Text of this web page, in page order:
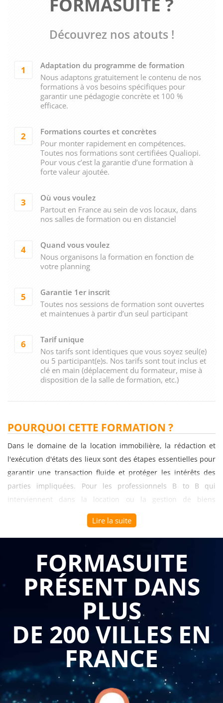
Découvrez nos atouts !
1
Adaptation du programme de formation
Nous adaptons gratuitement le contenu de nos
formations à vos besoins spécifiques pour
garantir une pédagogie concrète et 100 %
efficace.
2
Formations courtes et concrètes
Pour monter rapidement en compétences.
Toutes nos formations sont certifiées Qualiopi.
Pour vous c’est la garantie d’une formation à
forte valeur ajoutée.
3
Où vous voulez
Partout en France au sein de vos locaux, dans
nos salles de formation ou en distanciel
4
Quand vous voulez
Nous organisons la formation en fonction de
votre planning
5
Garantie 1er inscrit
Toutes nos sessions de formation sont ouvertes
et maintenues à partir d’un seul participant
6
Tarif unique
Nos tarifs sont identiques que vous soyez seul(e)
ou 5 participant(e)s. Nos tarifs sont tout inclus et
clé en main (déplacement du formateur, mise à
disposition de la salle de formation, etc.)
POURQUOI CETTE FORMATION ?
Dans le domaine de la location immobilière, la rédaction et
l'exécution d'états des lieux sont des étapes essentielles pour
garantir une transaction fluide et protéger les intérêts des
parties impliquées. Pour les professionnels B to B qui
interviennent dans la location ou la gestion de biens
immobiliers, il est primordial de maîtriser les modalités de
rédaction et d'exécution des états des lieux. C'est pourquoi
une formation spécialisée dans ce domaine peut offrir de
nombreux avantages.
Compréhension approfondie des règles et des
procédures : Une formation sur les états des lieux
permet aux professionnels B to B d'acquérir une
connaissance approfondie des règles et des
procédures régissant la rédaction et l'exécution des
états des lieux. Ils apprendront les obligations légales,
les éléments à prendre en compte lors de la rédaction,
les méthodes de vérification des biens, les mentions
obligatoires, et les délais à respecter. Cette expertise
leur permettra de se conformer aux réglementations
en vigueur et de garantir des états des lieux complets
et précis.
Protection des intérêts des parties impliquées : En
maîtrisant les modalités de rédaction et d'exécution
d'états des lieux, les professionnels B to B peuvent
Lire la suite
FORMASUITE
PRÉSENT DANS
PLUS
DE 200 VILLES EN
FRANCE